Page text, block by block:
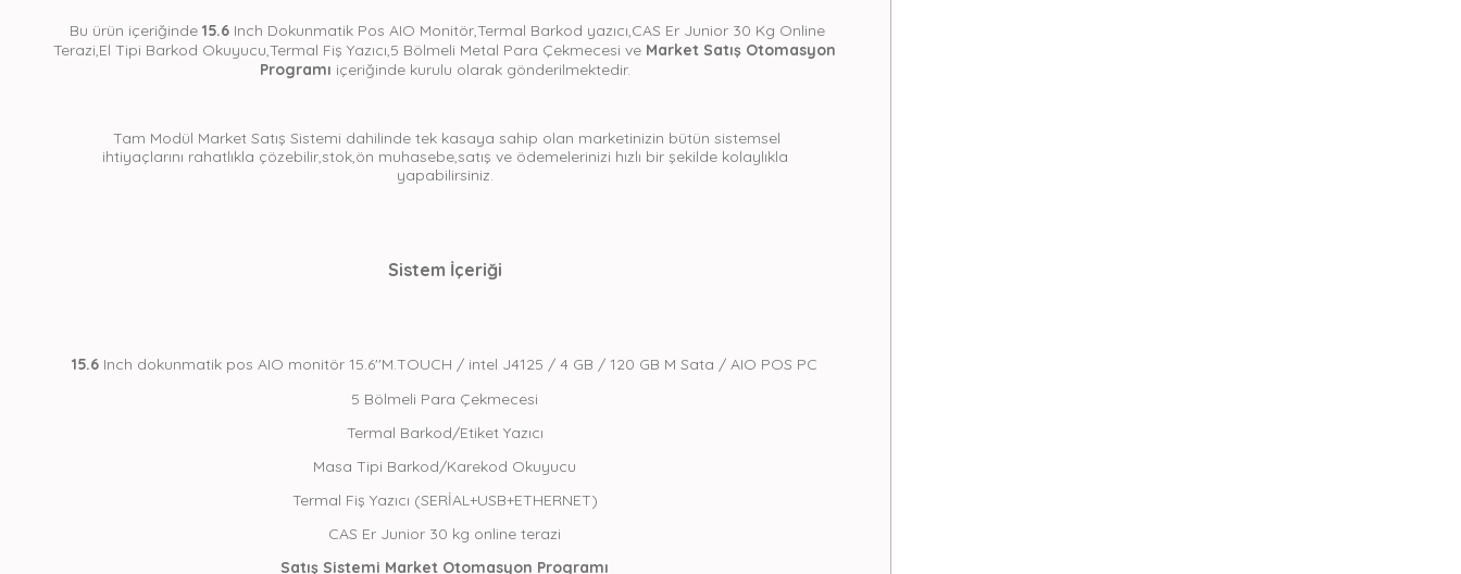
Bu ürün içeriğinde 15.6Inch Dokunmatik Pos AIO Monitör,Termal Barkod yazıcı,CAS Er Junior 30 Kg Online
Terazi,El Tipi Barkod Okuyucu,Termal Fiş Yazıcı,5 Bölmeli Metal Para Çekmecesi ve Market Satış Otomasyon
Programı içeriğinde kurulu olarak gönderilmektedir.
Tam Modül Market Satış Sistemi dahilinde tek kasaya sahip olan marketinizin bütün sistemsel
ihtiyaçlarını rahatlıkla çözebilir,stok,ön muhasebe,satış ve ödemelerinizi hızlı bir şekilde kolaylıkla
yapabilirsiniz.
Sistem İçeriği
15.6 Inch dokunmatik pos AIO monitör 15.6''M.TOUCH / intel J4125 / 4 GB / 120 GB M Sata / AIO POS PC
5 Bölmeli Para Çekmecesi
Termal Barkod/Etiket Yazıcı
Masa Tipi Barkod/Karekod Okuyucu
Termal Fiş Yazıcı (SERİAL+USB+ETHERNET)
CAS Er Junior 30 kg online terazi
Satış Sistemi Market Otomasyon Programı